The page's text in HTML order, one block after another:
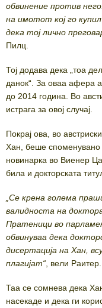
обвинение против
на имотот кој го
дека тој лично
Пилц.
Тој додава дека „тоа
данок“. За оваа афера
до 2014 година. Во
истрага за овој случај.
Покрај ова, во
Хан, беше споменувано
новинарка во Виенер
била и докторската
„Се крена голема
валидноста на
Пратеници во
обвинуваа дека
дисертација на Хан,
плагијат“ , вели Раитер.
Таа се сомнева дека
насекаде и дека ги